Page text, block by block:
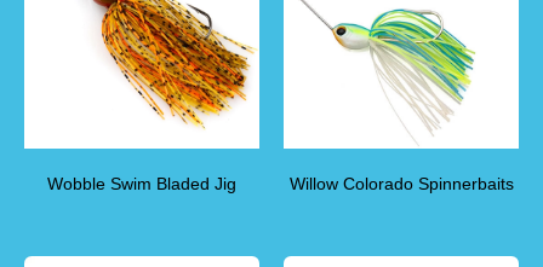
Wobble Swim Bladed Jig Willow Colorado Spinnerbaits